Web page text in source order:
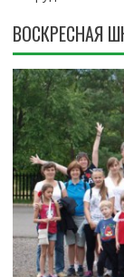
ВОСКРЕСНАЯ